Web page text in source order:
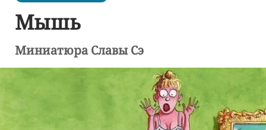
Мышь
Миниатюра Славы Сэ